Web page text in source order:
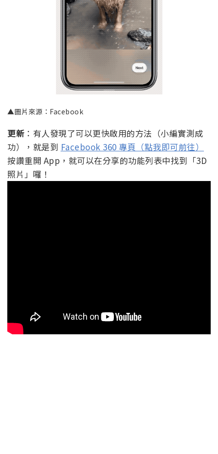
▲圖片來源：Facebook
更新 ：有人發現了可以更快啟用的方法（小編實測成
功），就是到 Facebook 360 專頁（點我即可前往）
按讚重開 App，就可以在分享的功能列表中找到「3D
照片」囉！